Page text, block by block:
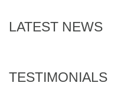
LATEST NEWS
TESTIMONIALS